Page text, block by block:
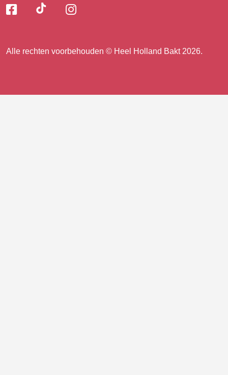
Volg
ons
facebook
Volg
Volg
Alle rechten voorbehouden © Heel Holland Bakt 2026.